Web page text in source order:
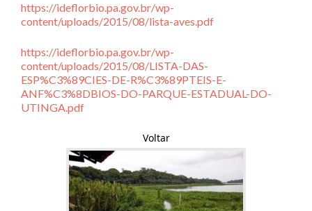
https://ideflorbio.pa.gov.br/wp-
content/uploads/2015/08/lista-aves.pdf
https://ideflorbio.pa.gov.br/wp-
content/uploads/2015/08/LISTA-DAS-
ESP%C3%89CIES-DE-R%C3%89PTEIS-E-
ANF%C3%8DBIOS-DO-PARQUE-ESTADUAL-DO-
UTINGA.pdf
Voltar